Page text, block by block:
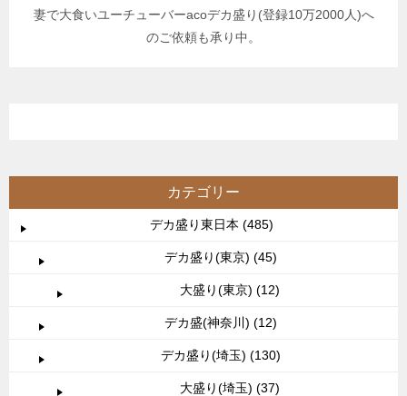
妻で大食いユーチューバーacoデカ盛り(登録10万2000人)へ
のご依頼も承り中。
カテゴリー
デカ盛り東日本 (485)
デカ盛り(東京) (45)
大盛り(東京) (12)
デカ盛(神奈川) (12)
デカ盛り(埼玉) (130)
大盛り(埼玉) (37)